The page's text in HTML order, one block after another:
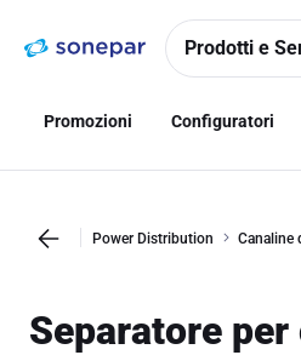
navigazionealla
Prodotti e
Promozioni Configuratori
Power Distribution Canaline
Separatore